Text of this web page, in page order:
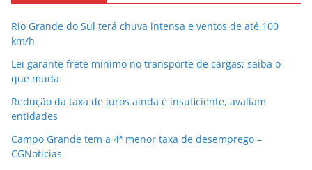
Rio Grande do Sul terá chuva intensa e ventos de até 100
km/h
Lei garante frete mínimo no transporte de cargas; saiba o
que muda
Redução da taxa de juros ainda é insuficiente, avaliam
entidades
Campo Grande tem a 4ª menor taxa de desemprego –
CGNotícias